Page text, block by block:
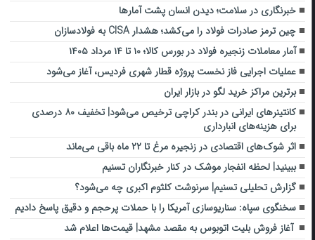
خبرنگاری در سلامت؛ دیدن انسان پشت آمارها
چین ترمز صادرات فولاد را می‌کشد؛ هشدار CISA به فولادسازان
آمار معاملات زنجیره فولاد در بورس کالا؛ ۱۰ تا ۱۴ مرداد ۱۴۰۵
عملیات اجرایی فاز نخست پروژه قطار شهری فردیس، آغاز می‌شود
برترین مراکز خرید لگو در بازار ایران
کانتینرهای ایرانی در بندر کراچی ترخیص می‌شود| تخفیف ۸۰ درصدی
برای هزینه‌های انبارداری
اثر شوک‌های اقتصادی در زنجیره مرغ تا ۲۲ ماه باقی می‌ماند
ببینید| لحظه انفجار موشک‌ در کنار خبرنگاران تسنیم
گزارش تحلیلی تسنیم| سرنوشت کلثوم اکبری چه می‌شود؟
سخنگوی سپاه: سناریوسازی آمریکا را با حملات پرحجم‌‌ و دقیق‌ پاسخ دادیم
آغاز فروش بلیت اتوبوس به مقصد مشهد| قیمت‌ها اعلام شد